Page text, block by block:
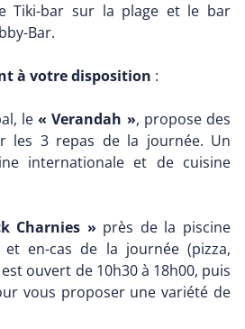
Tiki-bar sur la plage et le bar
Bar.
à votre disposition :
le « Verandah », propose des
les 3 repas de la journée. Un
internationale et de cuisine
Charnies » près de la piscine
en-cas de la journée (pizza,
ouvert de 10h30 à 18h00, puis
vous proposer une variété de